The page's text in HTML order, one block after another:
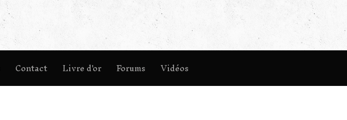
Contact Livre d'or Forums Vidéos